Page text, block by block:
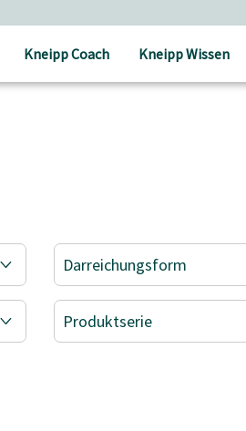
Kneipp Coach Kneipp Wissen
Darreichungsform
Produktserie